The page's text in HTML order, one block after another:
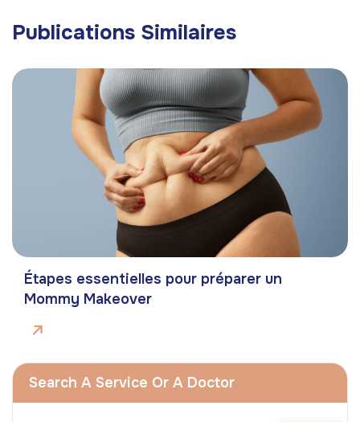
Publications Similaires
Étapes essentielles pour préparer un
Mommy Makeover
Search A Service Or A Doctor